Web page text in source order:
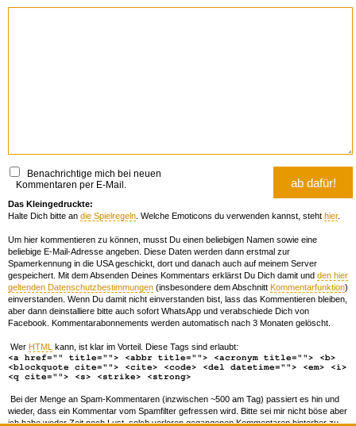
Benachrichtige mich bei neuen
Kommentaren per E-Mail.
Das Kleingedruckte:
Halte Dich bitte an die Spielregeln . Welche Emoticons du verwenden kannst, steht hier.
Um hier kommentieren zu können, musst Du einen beliebigen Namen sowie eine
beliebige E-Mail-Adresse angeben. Diese Daten werden dann erstmal zur
Spamerkennung in die USA geschickt, dort und danach auch auf meinem Server
gespeichert. Mit dem Absenden Deines Kommentars erklärst Du Dich damit und den hier
geltenden Datenschutzbestimmungen (insbesondere dem Abschnitt Kommentarfunktion)
einverstanden. Wenn Du damit nicht einverstanden bist, lass das Kommentieren bleiben,
aber dann deinstalliere bitte auch sofort WhatsApp und verabschiede Dich von
Facebook. Kommentarabonnements werden automatisch nach 3 Monaten gelöscht.
Wer HTML kann, ist klar im Vorteil. Diese Tags sind erlaubt:
<a href="" title=""> <abbr title=""> <acronym title=""> <b>
<blockquote cite=""> <cite> <code> <del datetime=""> <em> <i>
<q cite=""> <s> <strike> <strong>
Bei der Menge an Spam-Kommentaren (inzwischen ~500 am Tag) passiert es hin und
wieder, dass ein Kommentar vom Spamfilter gefressen wird. Bitte sei mir nicht böse aber
ich habe weder Zeit noch Lust, solch verloren gegangenen Kommentaren hinterher zu